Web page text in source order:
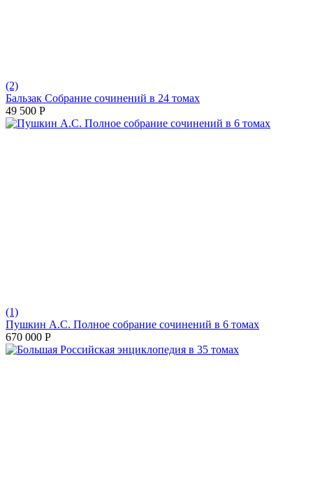
(2)
Бальзак Собрание сочинений в 24 томах
49 500 Р
(1)
Пушкин А.С. Полное собрание сочинений в 6 томах
670 000 Р